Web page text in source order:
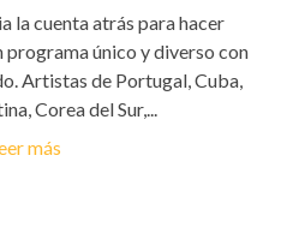
la cuenta atrás para hacer
único y diverso con
Artistas de Portugal, Cuba,
Corea del Sur,...
más